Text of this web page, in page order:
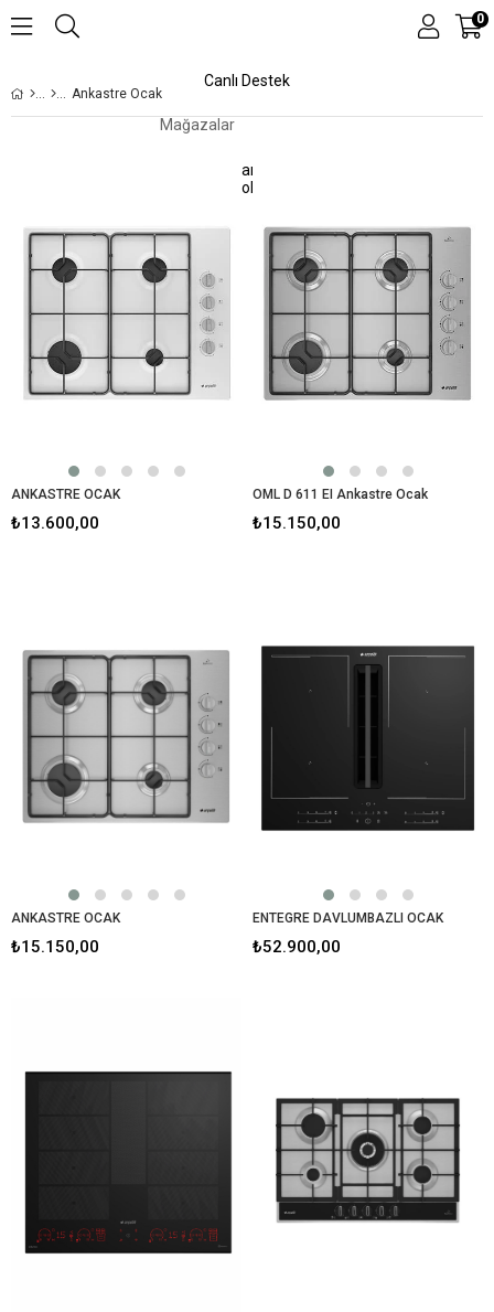
Canlı Destek
Mağazalar
Kampanyalar
Teknolojiler
0
Ankastre Ocak
ANKASTRE OCAK
₺13.600,00
OML D 611 EI Ankastre Ocak
₺15.150,00
ANKASTRE OCAK
₺15.150,00
ENTEGRE DAVLUMBAZLI OCAK
₺52.900,00